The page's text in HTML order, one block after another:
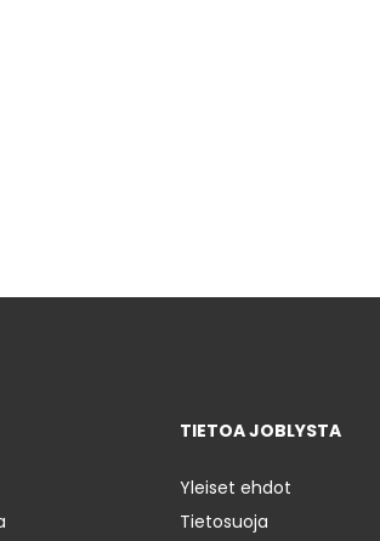
TIETOA JOBLYSTA
Yleiset ehdot
Tietosuoja